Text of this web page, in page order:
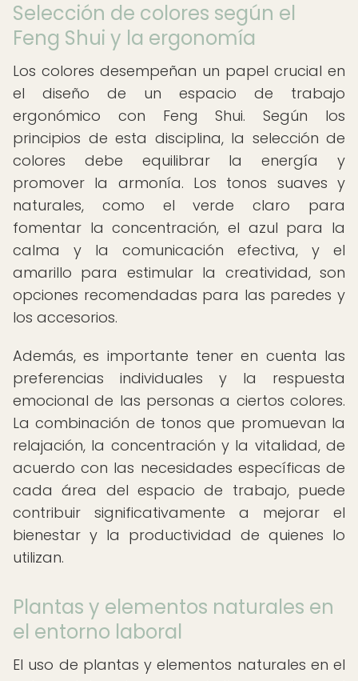
Selección de colores según el
Feng Shui y la ergonomía
Los colores desempeñan un papel crucial en
el diseño de un espacio de trabajo
ergonómico con Feng Shui. Según los
principios de esta disciplina, la selección de
colores debe equilibrar la energía y
promover la armonía. Los tonos suaves y
naturales, como el verde claro para
fomentar la concentración, el azul para la
calma y la comunicación efectiva, y el
amarillo para estimular la creatividad, son
opciones recomendadas para las paredes y
los accesorios.
Además, es importante tener en cuenta las
preferencias individuales y la respuesta
emocional de las personas a ciertos colores.
La combinación de tonos que promuevan la
relajación, la concentración y la vitalidad, de
acuerdo con las necesidades específicas de
cada área del espacio de trabajo, puede
contribuir significativamente a mejorar el
bienestar y la productividad de quienes lo
utilizan.
Plantas y elementos naturales en
el entorno laboral
El uso de plantas y elementos naturales en el